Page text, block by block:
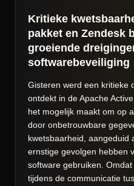
Kritieke
pakket en Zendesk
groeiende
softwarebeveiliging
Gisteren werd een kritieke
ontdekt in de Apache
het mogelijk maakt om op
door onbetrouwbare
kwetsbaarheid, aangeduid
ernstige gevolgen hebben
software gebruiken.
tijdens de communicatie